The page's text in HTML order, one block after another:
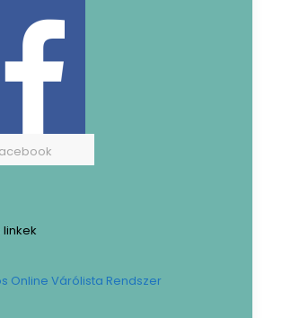
linkek
Online Várólista Rendszer